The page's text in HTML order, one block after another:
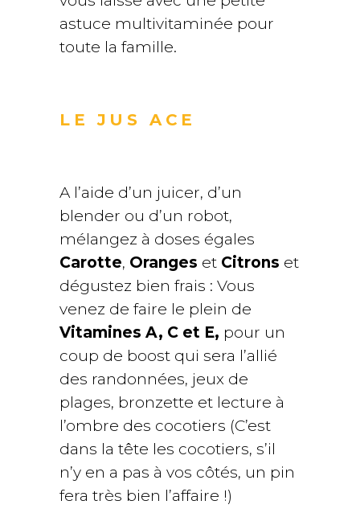
astuce multivitaminée pour
toute la famille.
LE JUS ACE
A l’aide d’un juicer, d’un
blender ou d’un robot,
mélangez à doses égales
Carotte, Oranges et Citrons et
dégustez bien frais : Vous
venez de faire le plein de
Vitamines A, C et E, pour un
coup de boost qui sera l’allié
des randonnées, jeux de
plages, bronzette et lecture à
l’ombre des cocotiers (C’est
dans la tête les cocotiers, s’il
n’y en a pas à vos côtés, un pin
fera très bien l’affaire !)